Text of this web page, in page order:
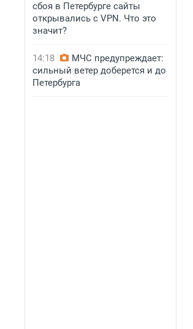
сбоя в Петербурге сайты
открывались с VPN. Что это
значит?
14:18
МЧС предупреждает:
сильный ветер доберется и до
Петербурга